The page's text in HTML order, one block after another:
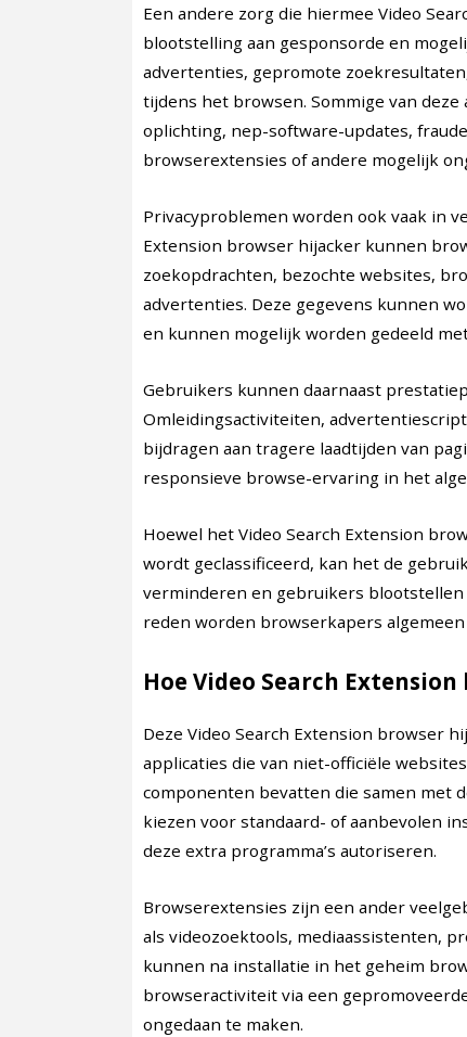
Een andere zorg die hiermee Video
blootstelling aan gesponsorde en
advertenties, gepromote
tijdens het browsen. Sommige van
oplichting, nep-software-updates,
browserextensies of andere mogelijk
Privacyproblemen worden ook vaak in
Extension browser hijacker kunnen
zoekopdrachten, bezochte websites,
advertenties. Deze gegevens kunnen
en kunnen mogelijk worden gedeeld
Gebruikers kunnen daarnaast
Omleidingsactiviteiten,
bijdragen aan tragere laadtijden van
responsieve browse-ervaring in het
Hoewel het Video Search Extension
wordt geclassificeerd, kan het de
verminderen en gebruikers blootstellen
reden worden browserkapers
Hoe Video Search
Deze Video Search Extension browser
applicaties die van niet-officiële
componenten bevatten die samen met
kiezen voor standaard- of aanbevolen
deze extra programma’s autoriseren.
Browserextensies zijn een ander
als videozoektools, mediaassistenten,
kunnen na installatie in het geheim
browseractiviteit via een
ongedaan te maken.